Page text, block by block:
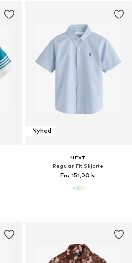
Nyhed
NEXT
Regular Fit Skjorte
Fra 151,00 kr